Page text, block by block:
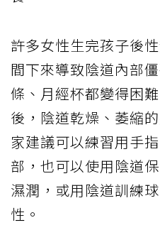
許多女性生完孩子後
間下來導致陰道內部
條、月經杯都變得困
後，陰道乾燥、萎縮
家建議可以練習用手
部，也可以使用陰道
濕潤，或用陰道訓練
性。